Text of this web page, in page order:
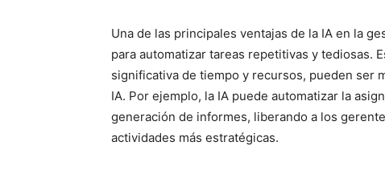
Una de las principales ventajas de la IA en la
para automatizar tareas repetitivas y tediosas.
significativa de tiempo y recursos, pueden ser
IA. Por ejemplo, la IA puede automatizar la
generación de informes, liberando a los
actividades más estratégicas.